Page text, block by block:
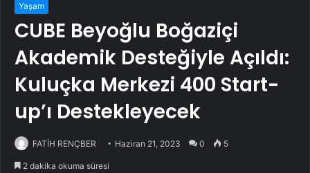
Yaşam
CUBE Beyoğlu Boğaziçi
Akademik Desteğiyle Açıldı:
Kuluçka Merkezi 400 Start-
up’ı Destekleyecek
FATİH RENÇBER Haziran 21, 2023 0 5
2 dakika okuma süresi